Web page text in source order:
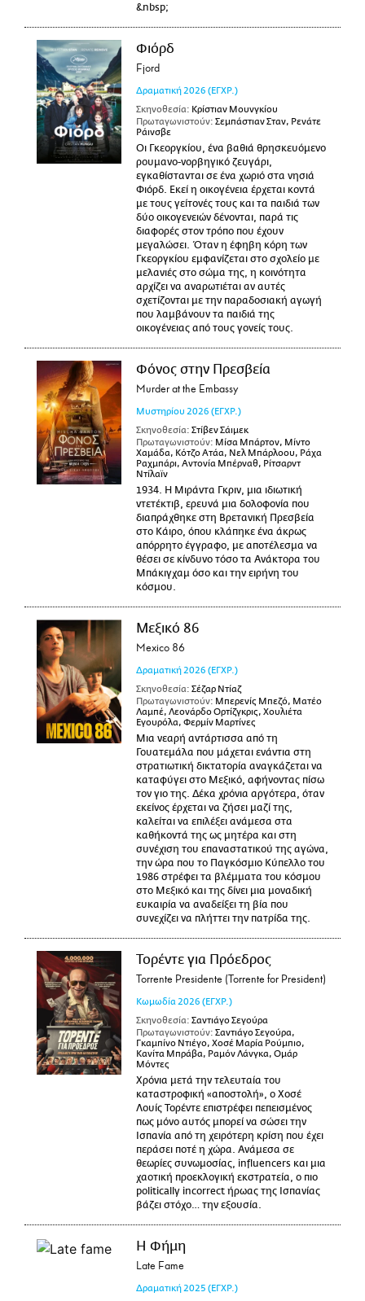
&nbsp;
Φιόρδ
Fjord
Δραματική 2026 (ΕΓΧΡ.)
Σκηνοθεσία: Κρίστιαν Μουνγκίου
Πρωταγωνιστούν: Σεμπάστιαν Σταν, Ρενάτε
Ράινσβε
Οι Γκεοργκίου, ένα βαθιά θρησκευόμενο
ρουμανο-νορβηγικό ζευγάρι,
εγκαθίστανται σε ένα χωριό στα νησιά
Φιόρδ. Εκεί η οικογένεια έρχεται κοντά
με τους γείτονές τους και τα παιδιά των
δύο οικογενειών δένονται, παρά τις
διαφορές στον τρόπο που έχουν
μεγαλώσει. Όταν η έφηβη κόρη των
Γκεοργκίου εμφανίζεται στο σχολείο με
μελανιές στο σώμα της, η κοινότητα
αρχίζει να αναρωτιέται αν αυτές
σχετίζονται με την παραδοσιακή αγωγή
που λαμβάνουν τα παιδιά της
οικογένειας από τους γονείς τους.
Φόνος στην Πρεσβεία
Murder at the Embassy
Μυστηρίου 2026 (ΕΓΧΡ.)
Σκηνοθεσία: Στίβεν Σάιμεκ
Πρωταγωνιστούν: Μίσα Μπάρτον, Μίντο
Χαμάδα, Κότζο Ατάα, Νελ Μπάρλοου, Ράχα
Ραχμπάρι, Αντονία Μπέρναθ, Ρίτσαρντ
Ντίλαϊν
1934. Η Μιράντα Γκριν, μια ιδιωτική
ντετέκτιβ, ερευνά μια δολοφονία που
διαπράχθηκε στη Βρετανική Πρεσβεία
στο Κάιρο, όπου κλάπηκε ένα άκρως
απόρρητο έγγραφο, με αποτέλεσμα να
θέσει σε κίνδυνο τόσο τα Ανάκτορα του
Μπάκιγχαμ όσο και την ειρήνη του
κόσμου.
Μεξικό 86
Mexico 86
Δραματική 2026 (ΕΓΧΡ.)
Σκηνοθεσία: Σέζαρ Ντίαζ
Πρωταγωνιστούν: Μπερενίς Μπεζό, Ματέο
Λαμπέ, Λεονάρδο Ορτίζγκρις, Χουλιέτα
Εγουρόλα, Φερμίν Μαρτίνες
Μια νεαρή αντάρτισσα από τη
Γουατεμάλα που μάχεται ενάντια στη
στρατιωτική δικτατορία αναγκάζεται να
καταφύγει στο Μεξικό, αφήνοντας πίσω
τον γιο της. Δέκα χρόνια αργότερα, όταν
εκείνος έρχεται να ζήσει μαζί της,
καλείται να επιλέξει ανάμεσα στα
καθήκοντά της ως μητέρα και στη
συνέχιση του επαναστατικού της αγώνα,
την ώρα που το Παγκόσμιο Κύπελλο του
1986 στρέφει τα βλέμματα του κόσμου
στο Μεξικό και της δίνει μια μοναδική
ευκαιρία να αναδείξει τη βία που
συνεχίζει να πλήττει την πατρίδα της.
Τορέντε για Πρόεδρος
Torrente Presidente (Torrente for President)
Κωμωδία 2026 (ΕΓΧΡ.)
Σκηνοθεσία: Σαντιάγο Σεγούρα
Πρωταγωνιστούν: Σαντιάγο Σεγούρα,
Γκαμπίνο Ντιέγο, Χοσέ Μαρία Ρούμπιο,
Κανίτα Μπράβα, Ραμόν Λάνγκα, Ομάρ
Μόντες
Χρόνια μετά την τελευταία του
καταστροφική «αποστολή», ο Χοσέ
Λουίς Τορέντε επιστρέφει πεπεισμένος
πως μόνο αυτός μπορεί να σώσει την
Ισπανία από τη χειρότερη κρίση που έχει
περάσει ποτέ η χώρα. Ανάμεσα σε
θεωρίες συνωμοσίας, influencers και μια
χαοτική προεκλογική εκστρατεία, ο πιο
politically incorrect ήρωας της Ισπανίας
βάζει στόχο… την εξουσία.
Η Φήμη
Late Fame
Δραματική 2025 (ΕΓΧΡ.)